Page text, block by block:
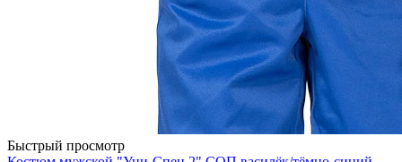
Быстрый просмотр